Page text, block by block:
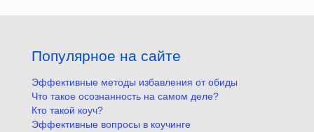
Популярное на сайте
Эффективные методы избавления от обиды
Что такое осознанность на самом деле?
Кто такой коуч?
Эффективные вопросы в коучинге